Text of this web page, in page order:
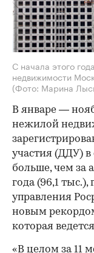
С начала этого
недвижимости
(Фото: Марина
В январе —
нежилой
участия (ДДУ) в
больше, чем за
года (96,1 тыс.),
управления
новым
которая
«В целом за 11